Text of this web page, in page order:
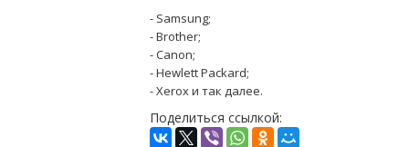
- Samsung;
- Brother;
- Canon;
- Hewlett Packard;
- Xerox и так далее.
Поделиться ссылкой: